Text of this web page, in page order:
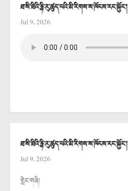
ཐ་སི་ཐིའི་རྙི་རུ་ཚུད་པའི་མི་རིགས་ས་ཁོངས་རང་སྐྱོང་།
Jul 9, 2026
ཐ་སི་ཐིའི་རྙི་རུ་ཚུད་པའི་མི་རིགས་ས་ཁོངས་རང་སྐྱོང་།
Jul 9, 2026
གླེང་གཞི།